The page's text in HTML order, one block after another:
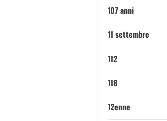
107 anni
11 settembre
112
118
12enne